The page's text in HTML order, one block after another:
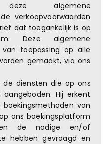
algemene
verkoopvoorwaarden
dat toegankelijk is op
Deze algemene
van toepassing op alle
gemaakt, via ons
diensten die op ons
Hij erkent
van
ons boekingsplatform
de nodige en/of
hebben gevraagd en